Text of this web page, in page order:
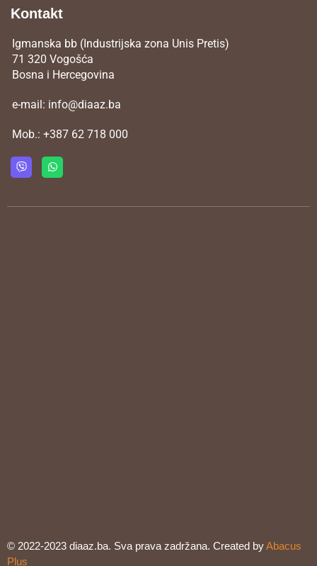
Kontakt
Igmanska bb (Industrijska zona Unis Pretis)
71 320 Vogošća
Bosna i Hercegovina
e-mail: info@diaaz.ba
Mob.: +387 62 718 000
© 2022-2023 diaaz.ba. Sva prava zadržana. Created byAbacus
Plus